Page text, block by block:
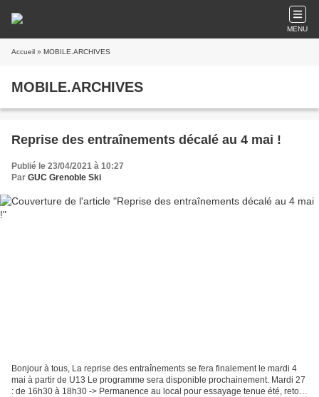
MENU
Accueil » MOBILE.ARCHIVES
MOBILE.ARCHIVES
Reprise des entraînements décalé au 4 mai !
Publié le 23/04/2021 à 10:27
Par GUC Grenoble Ski
Bonjour à tous, La reprise des entraînements se fera finalement le mardi 4
mai à partir de U13 Le programme sera disponible prochainement. Mardi 27
: de 16h30 à 18h30 -> Permanence au local pour essayage tenue été, retour